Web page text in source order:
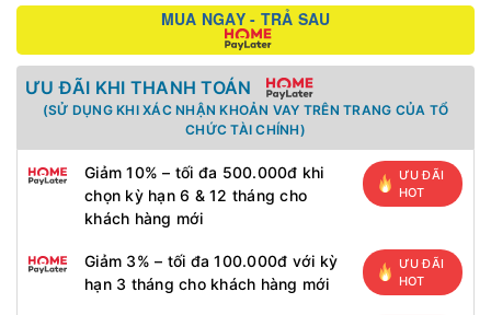
MUA NGAY - TRẢ SAU
ƯU ĐÃI KHI THANH TOÁN
(SỬ DỤNG KHI XÁC NHẬN KHOẢN VAY TRÊN TRANG CỦA TỔ
CHỨC TÀI CHÍNH)
Giảm 10% – tối đa 500.000đ khi
chọn kỳ hạn 6 & 12 tháng cho
khách hàng mới
ƯU ĐÃI
HOT
Giảm 3% – tối đa 100.000đ với kỳ
hạn 3 tháng cho khách hàng mới
ƯU ĐÃI
HOT